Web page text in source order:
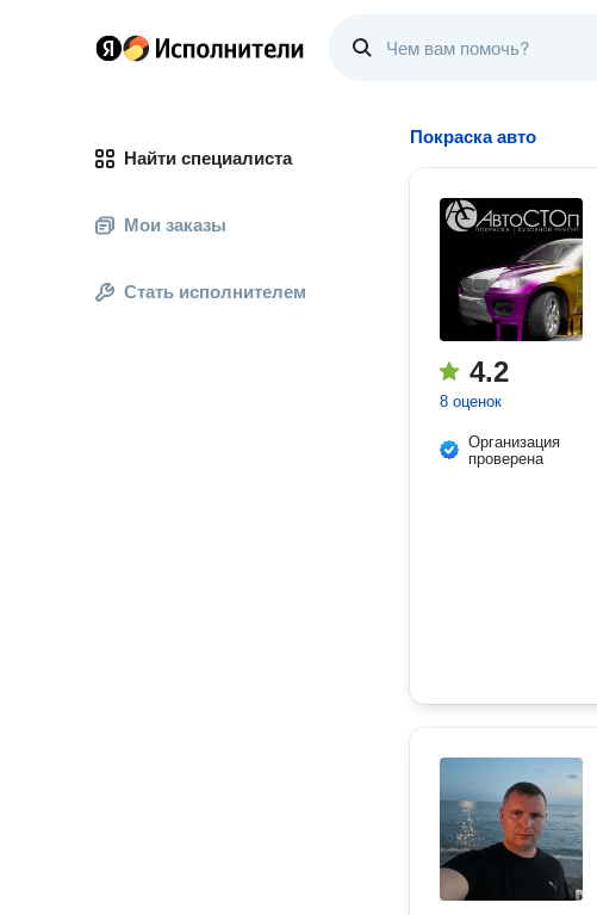
Найти специалиста
Мои заказы
Стать исполнителем
Покраска авто
4.2
8 оценок
Организация
проверена